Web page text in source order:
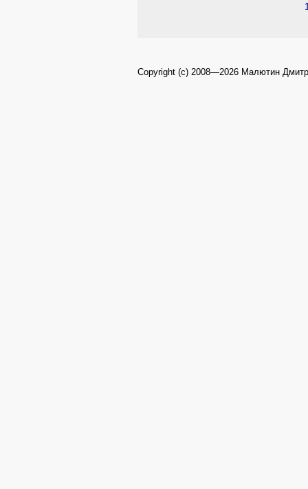
Copyright (c) 2008—2026 Малютин